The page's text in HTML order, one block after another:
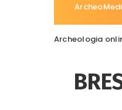
Archeologia